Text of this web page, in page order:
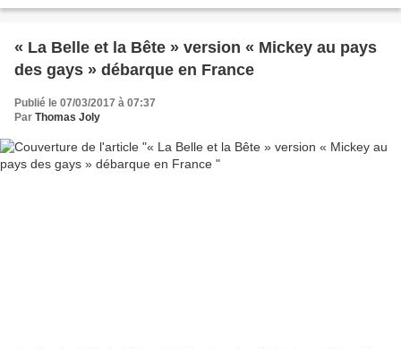
« La Belle et la Bête » version « Mickey au pays
des gays » débarque en France
Publié le 07/03/2017 à 07:37
Par Thomas Joly